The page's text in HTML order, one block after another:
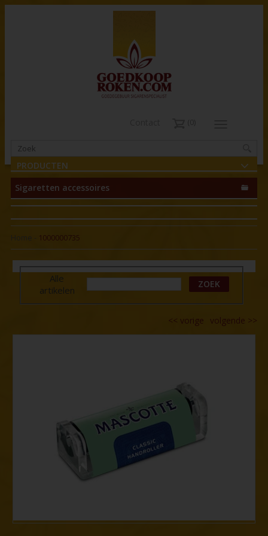
PRODUCTEN
Sigaretten accessoires
1000000735
Alle
artikelen
ZOEK
volgende >>
<< vorige